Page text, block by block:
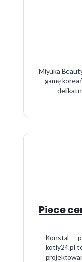
Miyuka
gamę
Piece
Konstal —
kotly24.pl